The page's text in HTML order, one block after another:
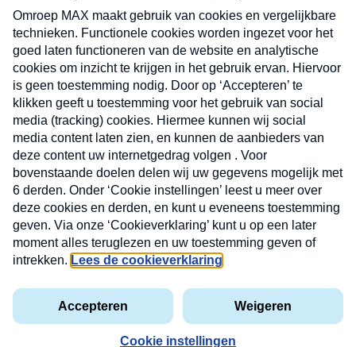
CONTACT
Volg ons op
MAX
Cookieverklaring
Kwetsbaarheid
X
Nieuwsbrief
Neem hier een gratis abonnement op de MAX
Consumenten nieuwsbrief. Elke maandag en
donderdag in uw mailbox.
e-
VOOR
privacyverklaring